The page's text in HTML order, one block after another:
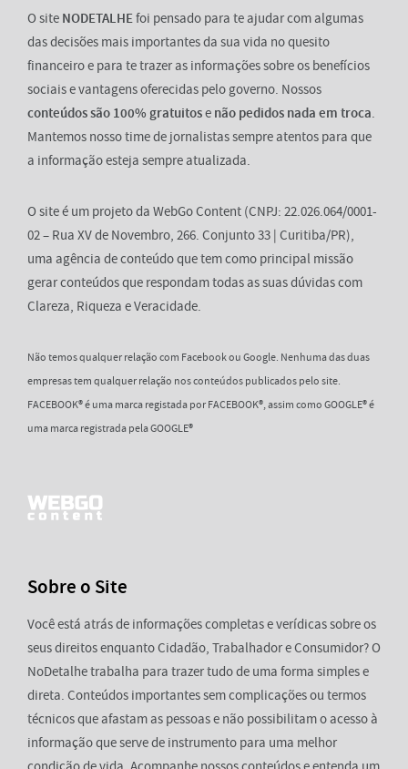
O site NODETALHEfoi pensado para te ajudar com algumas
das decisões mais importantes da sua vida no quesito
financeiro e para te trazer as informações sobre os benefícios
sociais e vantagens oferecidas pelo governo. Nossos
conteúdos são 100% gratuitose não pedidos nada em troca.
Mantemos nosso time de jornalistas sempre atentos para que
a informação esteja sempre atualizada.
O site é um projeto da WebGo Content (CNPJ: 22.026.064/0001-
02 – Rua XV de Novembro, 266. Conjunto 33 | Curitiba/PR),
uma agência de conteúdo que tem como principal missão
gerar conteúdos que respondam todas as suas dúvidas com
Clareza, Riqueza e Veracidade.
Não temos qualquer relação com Facebook ou Google. Nenhuma das duas
empresas tem qualquer relação nos conteúdos publicados pelo site.
FACEBOOK® é uma marca registada por FACEBOOK®, assim como GOOGLE® é
uma marca registrada pela GOOGLE®
Sobre o Site
Você está atrás de informações completas e verídicas sobre os
seus direitos enquanto Cidadão, Trabalhador e Consumidor? O
NoDetalhe trabalha para trazer tudo de uma forma simples e
direta. Conteúdos importantes sem complicações ou termos
técnicos que afastam as pessoas e não possibilitam o acesso à
informação que serve de instrumento para uma melhor